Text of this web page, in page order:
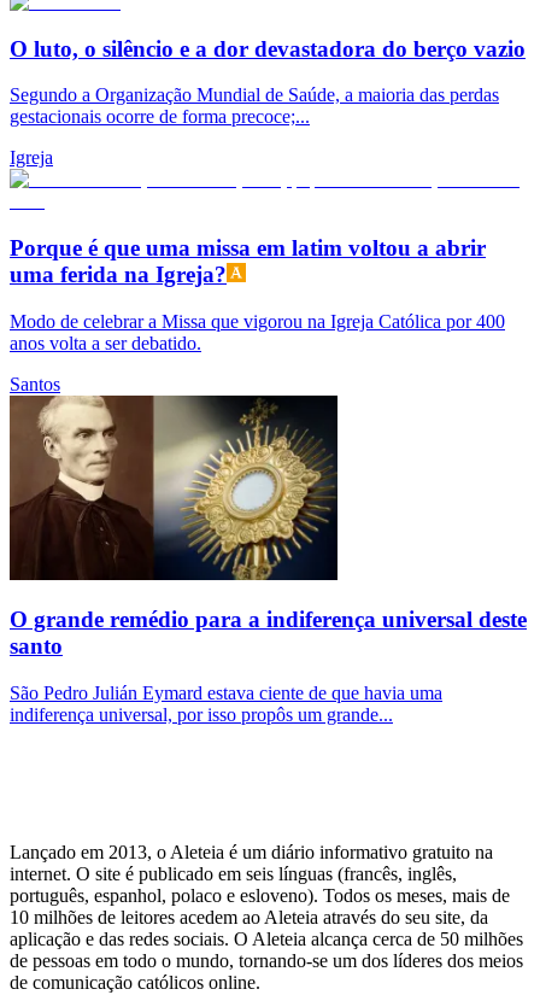
O luto, o silêncio e a dor devastadora do berço vazio
Segundo a Organização Mundial de Saúde, a maioria das perdas
gestacionais ocorre de forma precoce;...
Igreja
Porque é que uma missa em latim voltou a abrir
uma ferida na Igreja?
Modo de celebrar a Missa que vigorou na Igreja Católica por 400
anos volta a ser debatido.
Santos
O grande remédio para a indiferença universal deste
santo
São Pedro Julián Eymard estava ciente de que havia uma
indiferença universal, por isso propôs um grande...
Lançado em 2013, o Aleteia é um diário informativo gratuito na
internet. O site é publicado em seis línguas (francês, inglês,
português, espanhol, polaco e esloveno). Todos os meses, mais de
10 milhões de leitores acedem ao Aleteia através do seu site, da
aplicação e das redes sociais. O Aleteia alcança cerca de 50 milhões
de pessoas em todo o mundo, tornando-se um dos líderes dos meios
de comunicação católicos online.